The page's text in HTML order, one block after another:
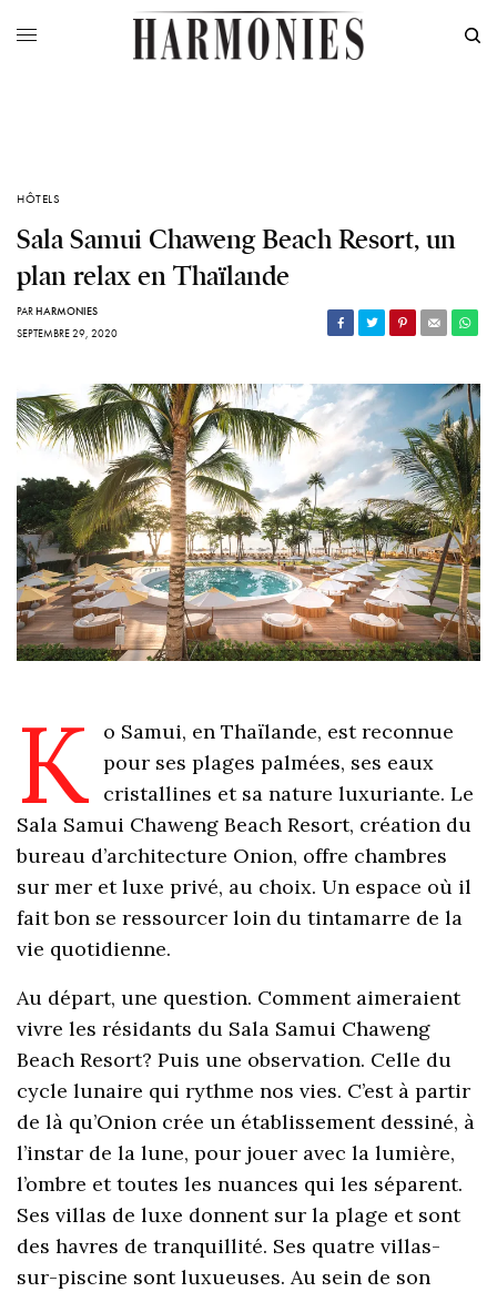
HÔTELS
Sala Samui Chaweng Beach Resort, un
plan relax en Thaïlande
PARHARMONIES
SEPTEMBRE 29, 2020
K
o Samui, en Thaïlande, est reconnue
pour ses plages palmées, ses eaux
cristallines et sa nature luxuriante. Le
Sala Samui Chaweng Beach Resort, création du
bureau d’architecture Onion, offre chambres
sur mer et luxe privé, au choix. Un espace où il
fait bon se ressourcer loin du tintamarre de la
vie quotidienne.
Au départ, une question. Comment aimeraient
vivre les résidants du Sala Samui Chaweng
Beach Resort? Puis une observation. Celle du
cycle lunaire qui rythme nos vies. C’est à partir
de là qu’Onion crée un établissement dessiné, à
l’instar de la lune, pour jouer avec la lumière,
l’ombre et toutes les nuances qui les séparent.
Ses villas de luxe donnent sur la plage et sont
des havres de tranquillité. Ses quatre villas-
sur-piscine sont luxueuses. Au sein de son